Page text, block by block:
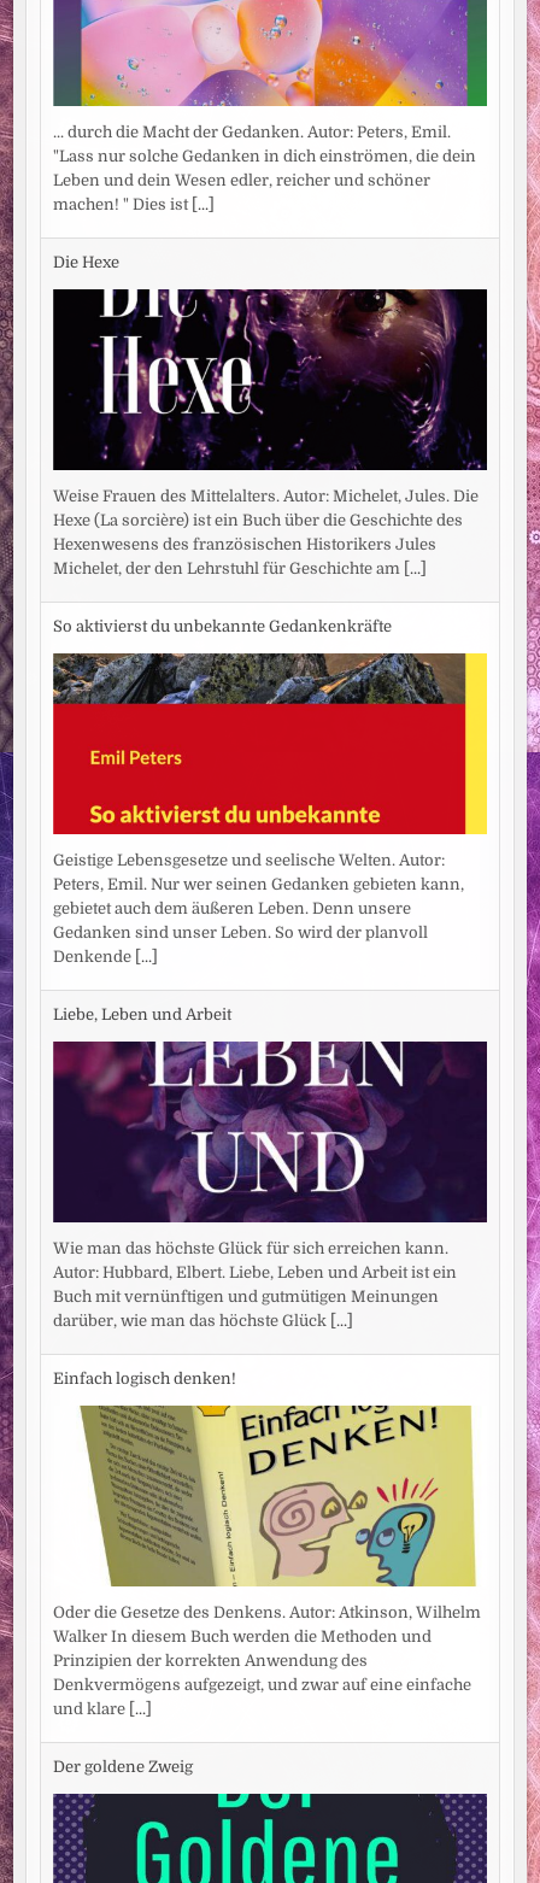
... durch die Macht der Gedanken. Autor: Peters, Emil.
"Lass nur solche Gedanken in dich einströmen, die dein
Leben und dein Wesen edler, reicher und schöner
machen! " Dies ist [...]
Die Hexe
Weise Frauen des Mittelalters. Autor: Michelet, Jules. Die
Hexe (La sorcière) ist ein Buch über die Geschichte des
Hexenwesens des französischen Historikers Jules
Michelet, der den Lehrstuhl für Geschichte am [...]
So aktivierst du unbekannte Gedankenkräfte
Geistige Lebensgesetze und seelische Welten. Autor:
Peters, Emil. Nur wer seinen Gedanken gebieten kann,
gebietet auch dem äußeren Leben. Denn unsere
Gedanken sind unser Leben. So wird der planvoll
Denkende [...]
Liebe, Leben und Arbeit
Wie man das höchste Glück für sich erreichen kann.
Autor: Hubbard, Elbert. Liebe, Leben und Arbeit ist ein
Buch mit vernünftigen und gutmütigen Meinungen
darüber, wie man das höchste Glück [...]
Einfach logisch denken!
Oder die Gesetze des Denkens. Autor: Atkinson, Wilhelm
Walker In diesem Buch werden die Methoden und
Prinzipien der korrekten Anwendung des
Denkvermögens aufgezeigt, und zwar auf eine einfache
und klare [...]
Der goldene Zweig